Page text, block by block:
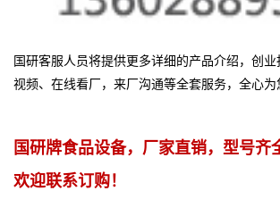
国研客服人员将提供更多详细的产品介绍，创业
视频、在线看厂，来厂沟通等全套服务，全心为
国研牌食品设备，厂家直销，型号齐
欢迎联系订购！